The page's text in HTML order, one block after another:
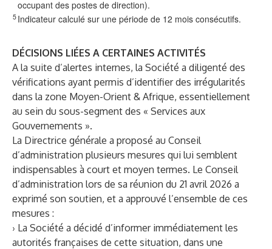
occupant des postes de direction).
5 Indicateur calculé sur une période de 12 mois consécutifs.
DÉCISIONS LIÉES A CERTAINES ACTIVITÉS
A la suite d’alertes internes, la Société a diligenté des
vérifications ayant permis d’identifier des irrégularités
dans la zone Moyen-Orient & Afrique, essentiellement
au sein du sous-segment des « Services aux
Gouvernements ».
La Directrice générale a proposé au Conseil
d’administration plusieurs mesures qui lui semblent
indispensables à court et moyen termes. Le Conseil
d’administration lors de sa réunion du 21 avril 2026 a
exprimé son soutien, et a approuvé l’ensemble de ces
mesures :
› La Société a décidé d’informer immédiatement les
autorités françaises de cette situation, dans une